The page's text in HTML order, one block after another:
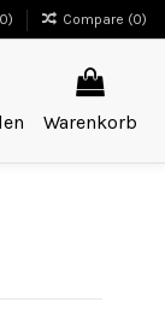
) Compare (0)
Warenkorb